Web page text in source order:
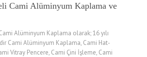
Cami Alüminyum Kaplama ve
Alüminyum Kaplama olarak; 16 yılı
Cami Alüminyum Kaplama, Cami Hat-
Vitray Pencere, Cami Çini İşleme, Cami